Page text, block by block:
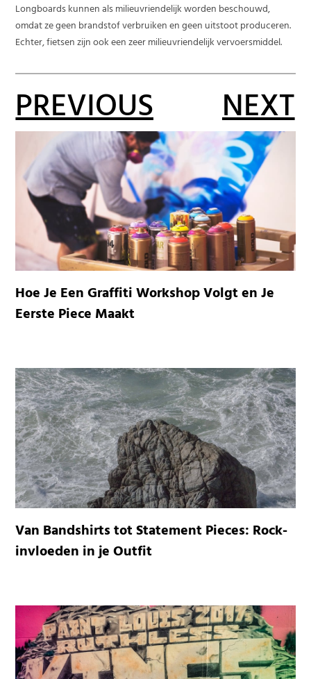
Longboards kunnen als milieuvriendelijk worden beschouwd,
omdat ze geen brandstof verbruiken en geen uitstoot produceren.
Echter, fietsen zijn ook een zeer milieuvriendelijk vervoersmiddel.
PREVIOUS NEXT
Hoe Je Een Graffiti Workshop Volgt en Je
Eerste Piece Maakt
Van Bandshirts tot Statement Pieces: Rock-
invloeden in je Outfit